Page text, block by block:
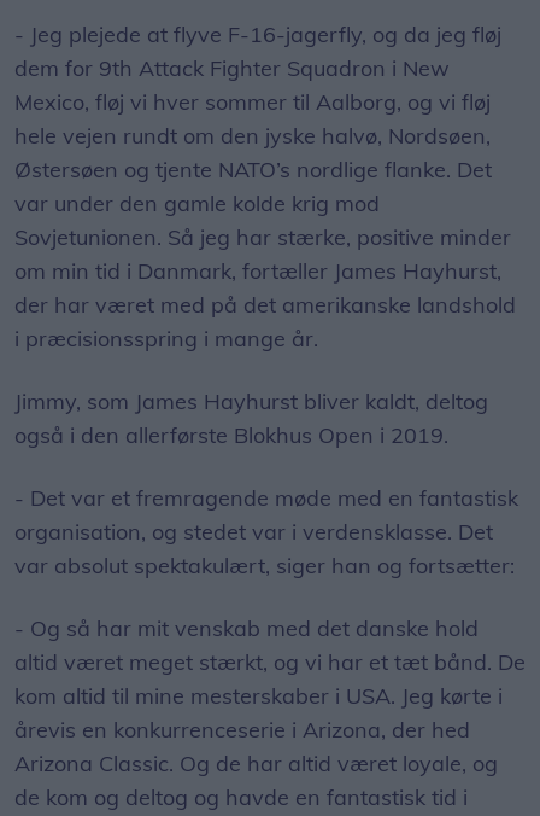
- Jeg plejede at flyve F-16-jagerfly, og da jeg fløj
dem for 9th Attack Fighter Squadron i New
Mexico, fløj vi hver sommer til Aalborg, og vi fløj
hele vejen rundt om den jyske halvø, Nordsøen,
Østersøen og tjente NATO’s nordlige flanke. Det
var under den gamle kolde krig mod
Sovjetunionen. Så jeg har stærke, positive minder
om min tid i Danmark, fortæller James Hayhurst,
der har været med på det amerikanske landshold
i præcisionsspring i mange år.
Jimmy, som James Hayhurst bliver kaldt, deltog
også i den allerførste Blokhus Open i 2019.
- Det var et fremragende møde med en fantastisk
organisation, og stedet var i verdensklasse. Det
var absolut spektakulært, siger han og fortsætter:
- Og så har mit venskab med det danske hold
altid været meget stærkt, og vi har et tæt bånd. De
kom altid til mine mesterskaber i USA. Jeg kørte i
årevis en konkurrenceserie i Arizona, der hed
Arizona Classic. Og de har altid været loyale, og
de kom og deltog og havde en fantastisk tid i